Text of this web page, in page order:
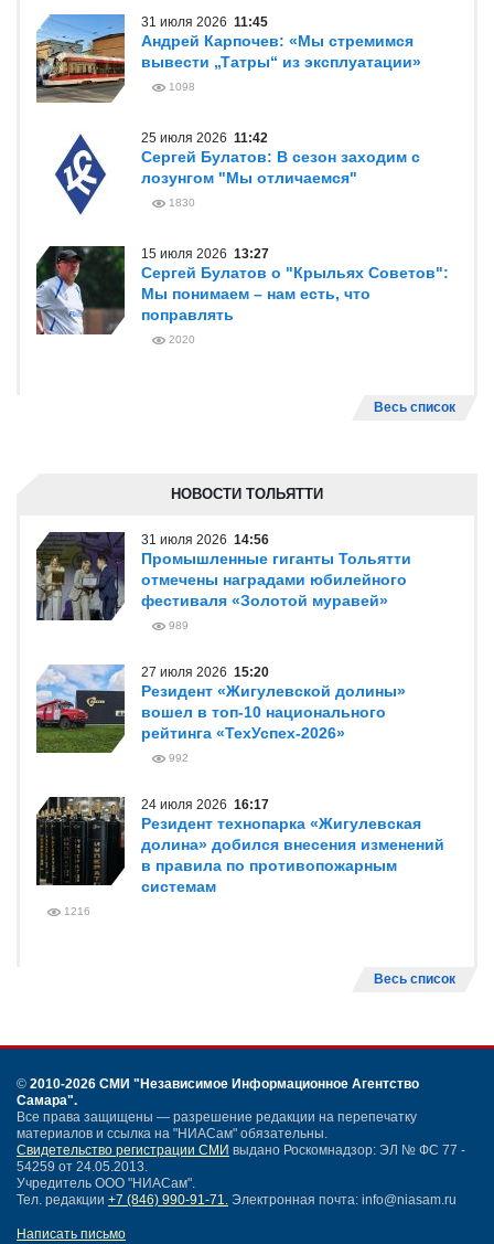
31 июля 2026 11:45
Андрей Карпочев: «Мы стремимся
вывести „Татры“ из эксплуатации»
1098
25 июля 2026 11:42
Сергей Булатов: В сезон заходим с
лозунгом "Мы отличаемся"
1830
15 июля 2026 13:27
Сергей Булатов о "Крыльях Советов":
Мы понимаем – нам есть, что
поправлять
2020
Весь список
НОВОСТИ ТОЛЬЯТТИ
31 июля 2026 14:56
Промышленные гиганты Тольятти
отмечены наградами юбилейного
фестиваля «Золотой муравей»
989
27 июля 2026 15:20
Резидент «Жигулевской долины»
вошел в топ-10 национального
рейтинга «ТехУспех-2026»
992
24 июля 2026 16:17
Резидент технопарка «Жигулевская
долина» добился внесения изменений
в правила по противопожарным
системам
1216
Весь список
© 2010-2026 СМИ "Независимое Информационное Агентство
Самара".
Все права защищены — разрешение редакции на перепечатку
материалов и ссылка на "НИАСам" обязательны.
Свидетельство регистрации СМИ выдано Роскомнадзор: ЭЛ № ФС 77 -
54259 от 24.05.2013.
Учредитель ООО "НИАСам".
Тел. редакции +7 (846) 990-91-71. Электронная почта: info@niasam.ru
Написать письмо